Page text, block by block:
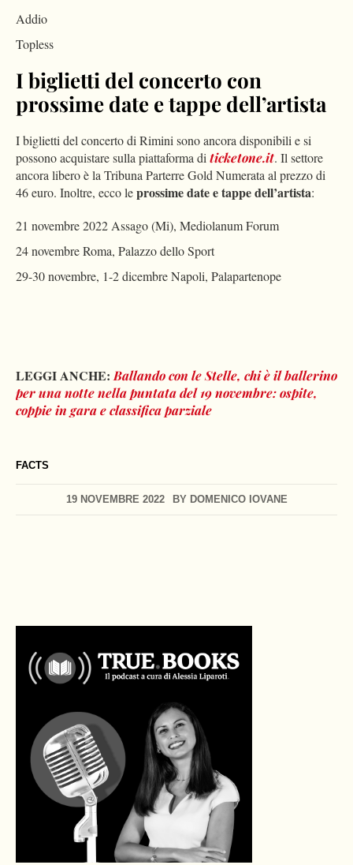
FACTS
19 NOVEMBRE 2022 BY DOMENICO IOVANE
Addio
Topless
I biglietti del concerto con
prossime date e tappe dell’artista
I biglietti del concerto di Rimini sono ancora disponibili e si
possono acquistare sulla piattaforma diticketone.it. Il settore
ancora libero è la Tribuna Parterre Gold Numerata al prezzo di
46 euro. Inoltre, ecco leprossime date e tappe dell’artista:
21 novembre 2022 Assago (Mi), Mediolanum Forum
24 novembre Roma, Palazzo dello Sport
29-30 novembre, 1-2 dicembre Napoli, Palapartenope
LEGGI ANCHE:Ballando con le Stelle, chi è il ballerino
per una notte nella puntata del 19 novembre: ospite,
coppie in gara e classifica parziale